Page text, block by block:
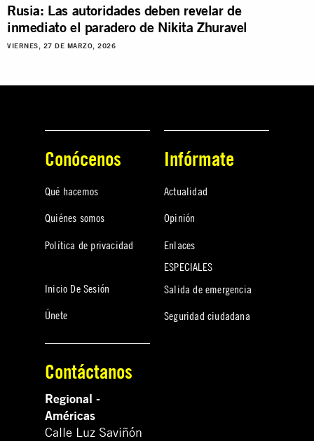
Rusia: Las autoridades deben revelar de
inmediato el paradero de Nikita Zhuravel
VIERNES, 27 DE MARZO, 2026
Conócenos
Qué hacemos
Quiénes somos
Política de privacidad
Inicio De Sesión
Únete
Infórmate
Actualidad
Opinión
Enlaces
ESPECIALES
Salida de emergencia
Seguridad ciudadana
Contáctanos
Regional -
Américas
Calle Luz Saviñón